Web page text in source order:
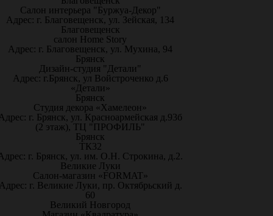
Салон интерьера "Буржуа-Декор"
Адрес: г. Благовещенск, ул. Зейская, 134
Благовещенск
салон Home Story
Адрес: г. Благовещенск, ул. Мухина, 94
Брянск
Дизайн-студия "Детали"
Адрес: г.Брянск, ул Войстроченко д.6
«Детали»
Брянск
Студия декора «Хамелеон»
г. Брянск, ул. Красноармейская д.93б
(2 этаж), ТЦ "ПРОФИЛЬ"
Брянск
ТК32
г. Брянск, ул. им. О.Н. Строкина, д.2.
Великие Луки
Салон-магазин «FORMAT»
г. Великие Луки, пр. Октябрьский д.
60
Великий Новгород